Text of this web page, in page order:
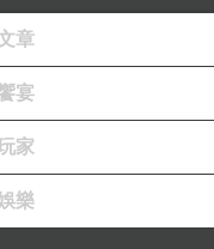
章
宴
家
樂